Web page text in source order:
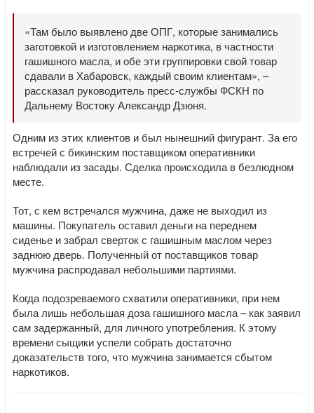
«Там было выявлено две ОПГ, которые занимались
заготовкой и изготовлением наркотика, в частности
гашишного масла, и обе эти группировки свой товар
сдавали в Хабаровск, каждый своим клиентам», –
рассказал руководитель пресс-службы ФСКН по
Дальнему Востоку Александр Дзюня.
Одним из этих клиентов и был нынешний фигурант. За его
встречей с бикинским поставщиком оперативники
наблюдали из засады. Сделка происходила в безлюдном
месте.
Тот, с кем встречался мужчина, даже не выходил из
машины. Покупатель оставил деньги на переднем
сиденье и забрал сверток с гашишным маслом через
заднюю дверь. Полученный от поставщиков товар
мужчина распродавал небольшими партиями.
Когда подозреваемого схватили оперативники, при нем
была лишь небольшая доза гашишного масла – как заявил
сам задержанный, для личного употребления. К этому
времени сыщики успели собрать достаточно
доказательств того, что мужчина занимается сбытом
наркотиков.